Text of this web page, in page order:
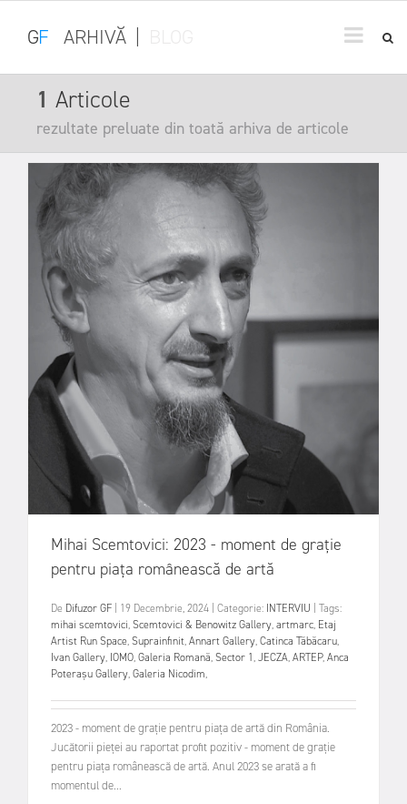
GF ARHIVĂ
1 Articole
rezultate preluate din toată arhiva de articole
Mihai Scemtovici: 2023 - moment de grație
pentru piața românească de artă
De Difuzor GF 19 Decembrie, 2024 Categorie: INTERVIU
Tags:
mihai scemtovici,Scemtovici & Benowitz Gallery,artmarc, Etaj
Artist Run Space,Suprainfinit,Annart Gallery,Catinca Tăbăcaru,
Ivan Gallery, IOMO,Galeria Romană,Sector 1,JECZA,ARTEP,Anca
Poterașu Gallery,Galeria Nicodim,
2023 - moment de grație pentru piața de artă din România.
Jucătorii pieței au raportat profit pozitiv - moment de grație
pentru piața românească de artă. Anul 2023 se arată a fi
momentul de...